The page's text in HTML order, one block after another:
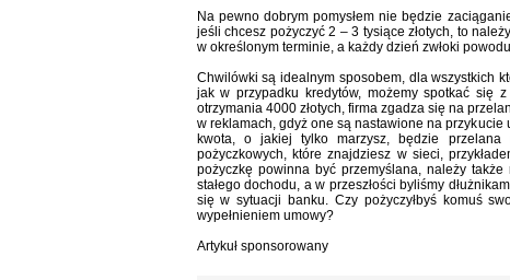
Na pewno dobrym pomysłem nie będzie
jeśli chcesz pożyczyć 2 – 3 tysiące złotych, to
w określonym terminie, a każdy dzień zwłoki
Chwilówki są idealnym sposobem, dla wszystkich
jak w przypadku kredytów, możemy spotkać się
otrzymania 4000 złotych, firma zgadza się na
w reklamach, gdyż one są nastawione na
kwota, o jakiej tylko marzysz, będzie
pożyczkowych, które znajdziesz w sieci,
pożyczkę powinna być przemyślana, należy
stałego dochodu, a w przeszłości byliśmy
się w sytuacji banku. Czy pożyczyłbyś komuś
wypełnieniem umowy?
Artykuł sponsorowany